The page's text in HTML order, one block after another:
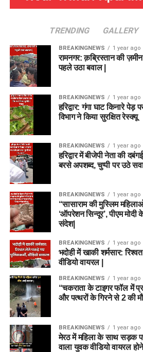
TRENDING GALLERY
BREAKINGNEWS 1 year ago
रामनगर: क़ब्रिस्तान की
पहले उठा बवाल |
BREAKINGNEWS 1 year ago
हरिद्वार: गंगा घाट किनारे पेड़
विभाग ने किया सुरक्षित रेस्क्यू
BREAKINGNEWS 1 year ago
हरिद्वार में बीजेपी नेता की
बरसे अपशब्द, चुप्पी पर उठे
BREAKINGNEWS 1 year ago
“सासाराम की मुस्लिम
‘ऑपरेशन सिन्दूर’, पीएम
संदेश|
BREAKINGNEWS 1 year ago
भदोही में खाकी शर्मसार:
वीडियो वायरल |
BREAKINGNEWS 1 year ago
“चकराता के टाइगर फॉल में
और पत्थरों के गिरने से 2 की
BREAKINGNEWS 1 year ago
मेरठ में महिला के साथ सड़क
वाला युवक वीडियो वायरल